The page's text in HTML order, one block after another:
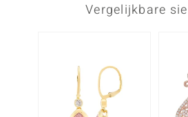
Vergelijkbare